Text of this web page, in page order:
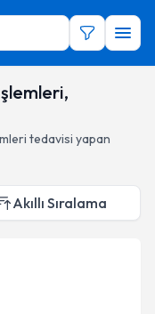
tedavisi yapan
Akıllı Sıralama